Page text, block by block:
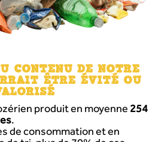
CONTENU DE NOTRE
ÊTRE ÉVITÉ OU
produit en moyenne 254
.
de consommation et en